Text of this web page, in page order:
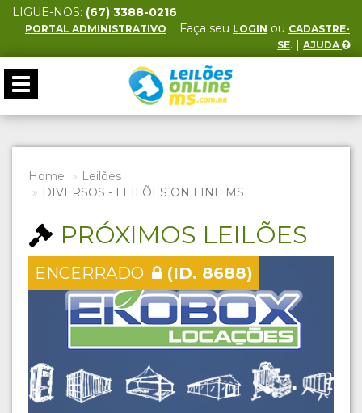
LIGUE-NOS: (67) 3388-0216
PORTAL ADMINISTRATIVO Faça seu LOGIN ou CADASTRE-
SE. | AJUDA
Toggle
navigation
Home
Leilões
DIVERSOS - LEILÕES ON LINE MS
PRÓXIMOS LEILÕES
ENCERRADO (ID. 8688)